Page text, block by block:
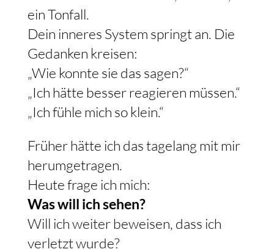
ein Tonfall.
Dein inneres System springt an. Die
Gedanken kreisen:
„Wie konnte sie das sagen?“
„Ich hätte besser reagieren müssen.“
„Ich fühle mich so klein.“
Früher hätte ich das tagelang mit mir
herumgetragen.
Heute frage ich mich:
Was will ich sehen?
Will ich weiter beweisen, dass ich
verletzt wurde?